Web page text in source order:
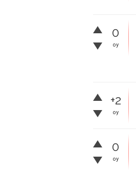
0
oy
+2
oy
0
oy